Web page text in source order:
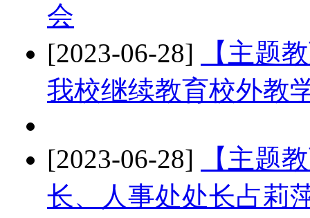
会
[2023-06-28]
【主题
我校继续教育校外教
[2023-06-28]
【主题
长、人事处处长占莉